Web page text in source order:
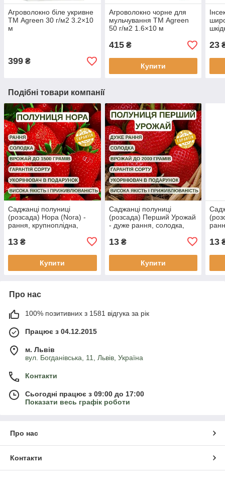
Агроволокно біле укривне
ТМ Agreen 30 г/м2 3.2×10
м
399 ₴
Агроволокно чорне для
мульчування ТМ Agreen
50 г/м2 1.6×10 м
415₴
Купити
23
Подібні товари компанії
Саджанці полуниці
(розсада) Нора (Nora) -
рання, крупноплідна,
13 ₴
Купити
Саджанці полуниці
(розсада) Перший Урожай
- дуже рання, солодка,
13₴
Купити
13
Про нас
100% позитивних з 1581 відгука за рік
Працює з 04.12.2015
м. Львів
вул. Богданівська, 11, Львів, Україна
Контакти
Сьогодні працює з 09:00 до 17:00
Показати весь графік роботи
Про нас
Контакти